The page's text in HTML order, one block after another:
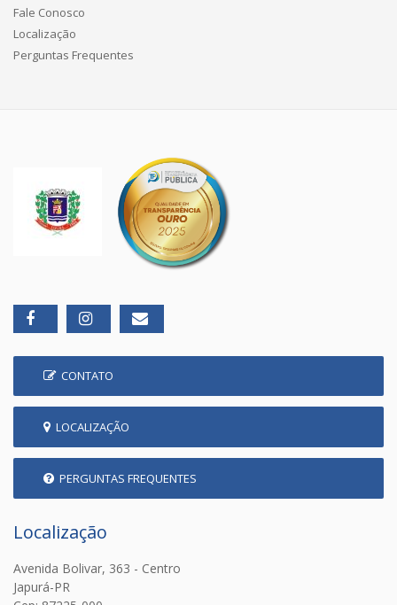
Fale Conosco
Localização
Perguntas Frequentes
CONTATO
LOCALIZAÇÃO
PERGUNTAS FREQUENTES
Localização
Avenida Bolivar, 363 - Centro
Japurá-PR